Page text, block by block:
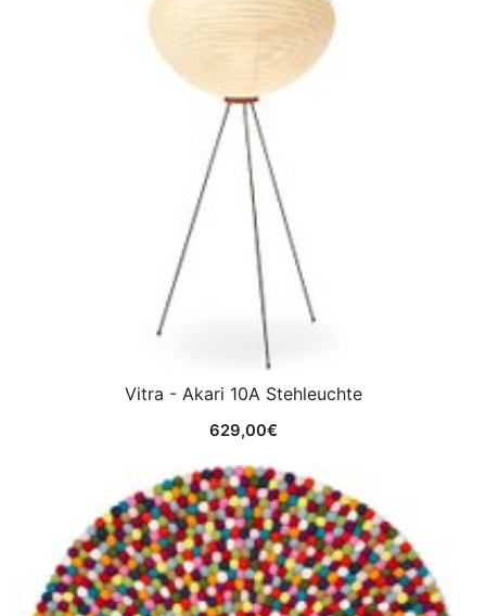
Vitra - Akari 10A Stehleuchte
629,00€